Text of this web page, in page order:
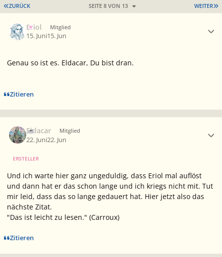
ERSTE SEITE
ZURÜCK WEITER
SEITE 8 VON 13
Eriol Mitglied
15. Juni15. Jun
Genau so ist es. Eldacar, Du bist dran.
Zitieren
Eldacar Mitglied
22. Juni22. Jun
ERSTELLER
Und ich warte hier ganz ungeduldig, dass Eriol mal auflöst
und dann hat er das schon lange und ich kriegs nicht mit. Tut
mir leid, dass das so lange gedauert hat. Hier jetzt also das
nächste Zitat.
"Das ist leicht zu lesen." (Carroux)
Zitieren